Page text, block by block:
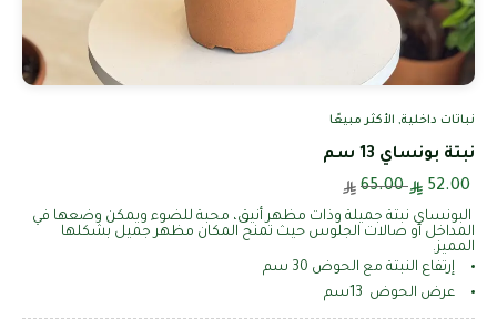
نباتات داخلية, الأكثر مبيعًا
نبتة بونساي 13 سم
65.00
البونساي نبتة جميلة وذات مظهر أنيق، محبة للضوء ويمكن وضعها في
المداخل أو صالات الجلوس حيث تمنح المكان مظهر جميل بشكلها
المميز.
إرتفاع النبتة مع الحوض 30 سم
عرض الحوض 13سم